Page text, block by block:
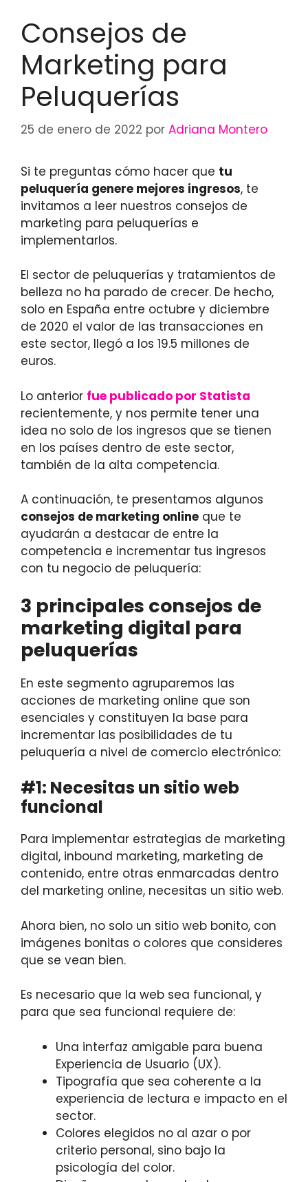
Consejos de
Marketing para
Peluquerías
25 de enero de 2022 por Adriana Montero
Si te preguntas cómo hacer que tu
peluquería genere mejores ingresos, te
invitamos a leer nuestros consejos de
marketing para peluquerías e
implementarlos.
El sector de peluquerías y tratamientos de
belleza no ha parado de crecer. De hecho,
solo en España entre octubre y diciembre
de 2020 el valor de las transacciones en
este sector, llegó a los 19.5 millones de
euros.
Lo anterior fue publicado por Statista
recientemente, y nos permite tener una
idea no solo de los ingresos que se tienen
en los países dentro de este sector,
también de la alta competencia.
A continuación, te presentamos algunos
consejos de marketing online que te
ayudarán a destacar de entre la
competencia e incrementar tus ingresos
con tu negocio de peluquería:
3 principales consejos de
marketing digital para
peluquerías
En este segmento agruparemos las
acciones de marketing online que son
esenciales y constituyen la base para
incrementar las posibilidades de tu
peluquería a nivel de comercio electrónico:
#1: Necesitas un sitio web
funcional
Para implementar estrategias de marketing
digital, inbound marketing, marketing de
contenido, entre otras enmarcadas dentro
del marketing online, necesitas un sitio web.
Ahora bien, no solo un sitio web bonito, con
imágenes bonitas o colores que consideres
que se vean bien.
Es necesario que la web sea funcional, y
para que sea funcional requiere de:
Una interfaz amigable para buena
Experiencia de Usuario (UX).
Tipografía que sea coherente a la
experiencia de lectura e impacto en el
sector.
Colores elegidos no al azar o por
criterio personal, sino bajo la
psicología del color.